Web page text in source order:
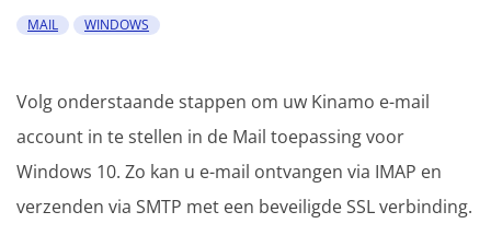
MAIL WINDOWS
Volg onderstaande stappen om uw Kinamo e-mail
account in te stellen in de Mail toepassing voor
Windows 10. Zo kan u e-mail ontvangen via IMAP en
verzenden via SMTP met een beveiligde SSL verbinding.